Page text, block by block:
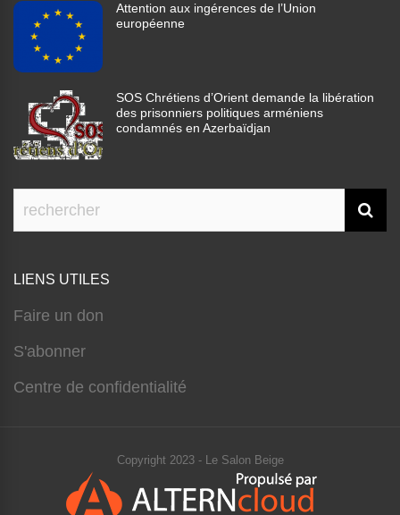
Attention aux ingérences de l’Union
européenne
SOS Chrétiens d’Orient demande la libération
des prisonniers politiques arméniens
condamnés en Azerbaïdjan
LIENS UTILES
Faire un don
S'abonner
Centre de confidentialité
Copyright 2023 - Le Salon Beige